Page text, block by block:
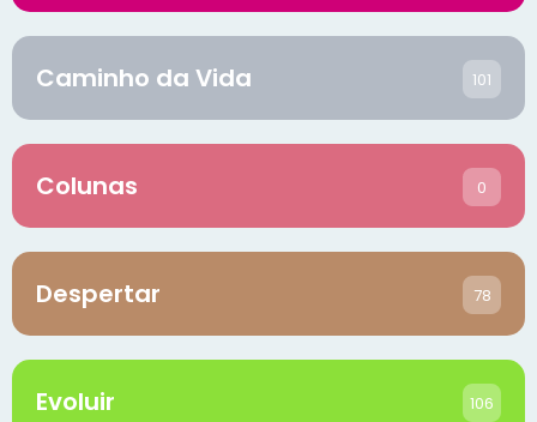
Caminho da Vida 101
Colunas 0
Despertar 78
Evoluir 106